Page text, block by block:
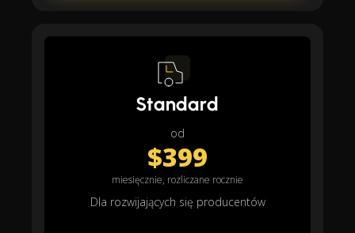
Standard
od
$399
miesięcznie, rozliczane rocznie
Dla rozwijających się producentów